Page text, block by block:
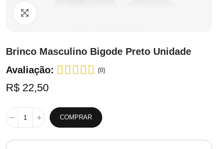
Brinco Masculino Bigode Preto Unidade
Avaliação:
(0)
R$ 22,50
COMPRAR